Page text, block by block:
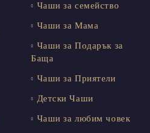
Чаши за семейство
Чаши за Мама
Чаши за Подарък за
Баща
Чаши за Приятели
Детски Чаши
Чаши за любим човек